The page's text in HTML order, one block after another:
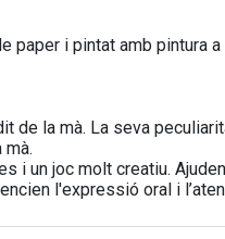
paper i pintat amb pintura a
de la mà. La seva
i un joc molt creatiu.
l'expressió oral i